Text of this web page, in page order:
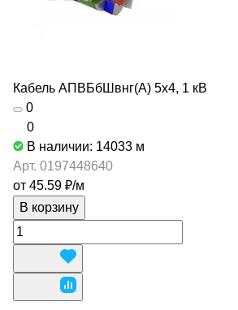
Кабель АПВБбШвнг(А) 5х4, 1 кВ
0
0
В наличии: 14033 м
Арт. 0197448640
от 45.59 ₽/м
В корзину